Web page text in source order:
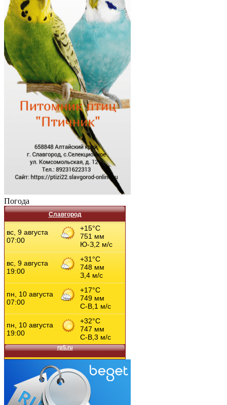
Погода
Славгород